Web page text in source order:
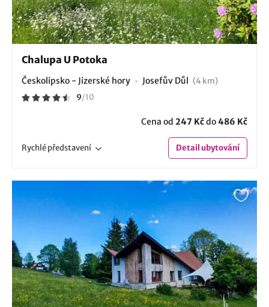
Chalupa U Potoka
Českolipsko - Jizerské hory Josefův Důl (4 km)
9/10
Cena od 247 Kčdo486 Kč
Rychlépředstavení Detailubytování